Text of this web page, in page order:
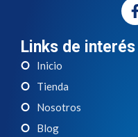
Links de interés
Inicio
Tienda
Nosotros
Blog